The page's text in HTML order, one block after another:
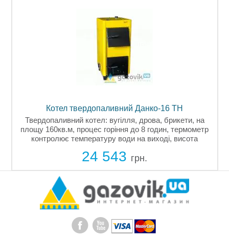
Котел твердопаливний Маяк АОТ-16 STANDARD
Котел твердопаливний Маяк, потужність 16квт,
опалювальна площа 160кв.м., ефективний сталевий
теплообмінник, об'єм топки 48,5 л, чавунні колосники,
брикети, дрова, шибер...
22 614 грн.